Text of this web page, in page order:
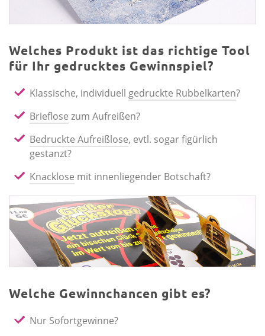
Welches Produkt ist das richtige Tool
für Ihr gedrucktes Gewinnspiel?
Klassische, individuell gedruckte Rubbelkarten?
Brieflose zum Aufreißen?
Bedruckte Aufreißlose, evtl. sogar figürlich
gestanzt?
Knacklose mit innenliegender Botschaft?
Welche Gewinnchancen gibt es?
Nur Sofortgewinne?